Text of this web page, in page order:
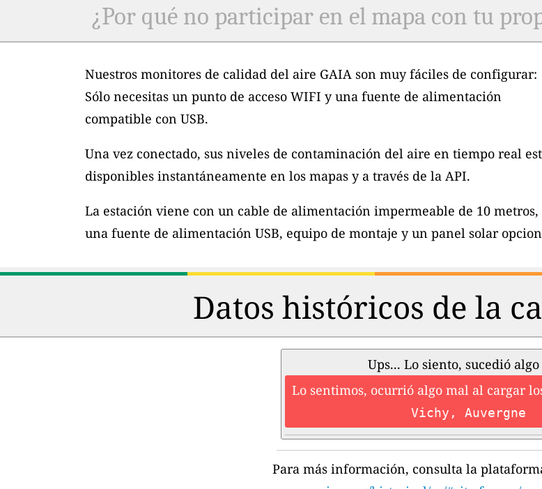
¿Por qué no participar en el mapa con tu
Nuestros monitores de calidad del aire GAIA son muy fáciles de configurar:
Sólo necesitas un punto de acceso WIFI y una fuente de alimentación
compatible con USB.
Una vez conectado, sus niveles de contaminación del aire en tiempo real
disponibles instantáneamente en los mapas y a través de la API.
La estación viene con un cable de alimentación impermeable de 10 metros,
una fuente de alimentación USB, equipo de montaje y un panel solar
Datos históricos de la
Ups... Lo siento, sucedió
Lo sentimos, ocurrió algo mal al cargar
Vichy, Auvergne
Para más información, consulta la